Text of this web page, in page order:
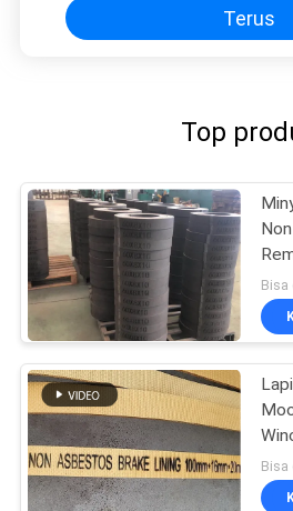
Terus
Top